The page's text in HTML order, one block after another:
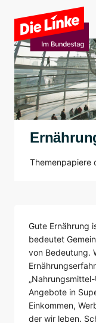
Zum Hauptinhalt springen
Themenpapiere
Gute Ernährung
bedeutet
von Bedeutung.
Angebote in
Einkommen,
der wir leben.